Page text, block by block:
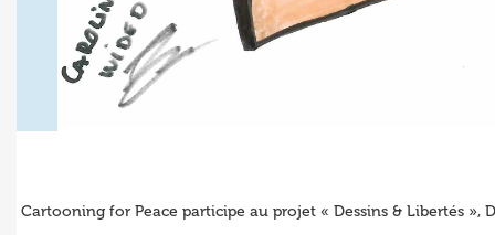
Cartooning for Peace participe au projet « Dessins & Libertés »,